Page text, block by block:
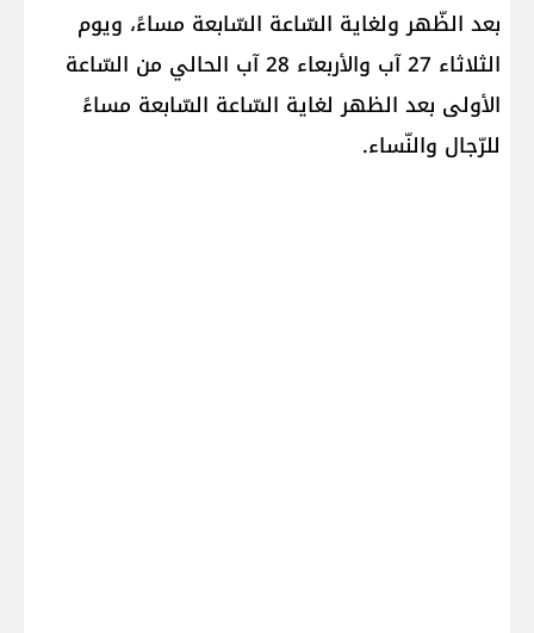
بعد الظّهر ولغاية السّاعة السّابعة مساءً، ويوم
الثلاثاء 27 آب والأربعاء 28 آب الحالي من السّاعة
الأولى بعد الظهر لغاية السّاعة السّابعة مساءً
للرّجال والنّساء.